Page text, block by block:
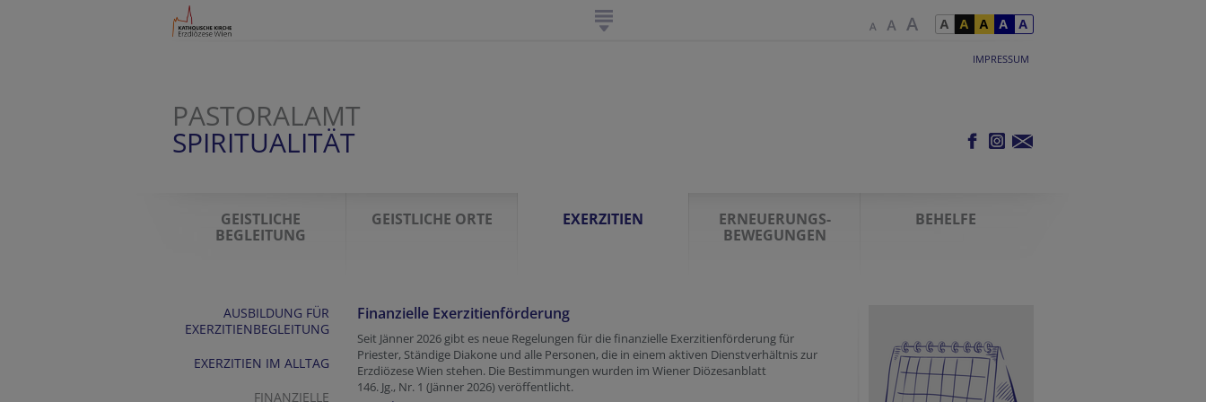
IMPRESSUM
PASTORALAMT
SPIRITUALITÄT
GEISTLICHE
BEGLEITUNG
GEISTLICHE ORTE EXERZITIEN
ERNEUERUNGS-
BEWEGUNGEN
BEHELFE
AUSBILDUNG FÜR
EXERZITIENBEGLEITUNG
EXERZITIEN IM ALLTAG
FINANZIELLE
Finanzielle Exerzitienförderung
Seit Jänner 2026 gibt es neue Regelungen für die finanzielle Exerzitienförderung für
Priester, Ständige Diakone und alle Personen, die in einem aktiven Dienstverhältnis zur
Erzdiözese Wien stehen. Die Bestimmungen wurden im Wiener Diözesanblatt
146. Jg., Nr. 1 (Jänner 2026) veröffentlicht.